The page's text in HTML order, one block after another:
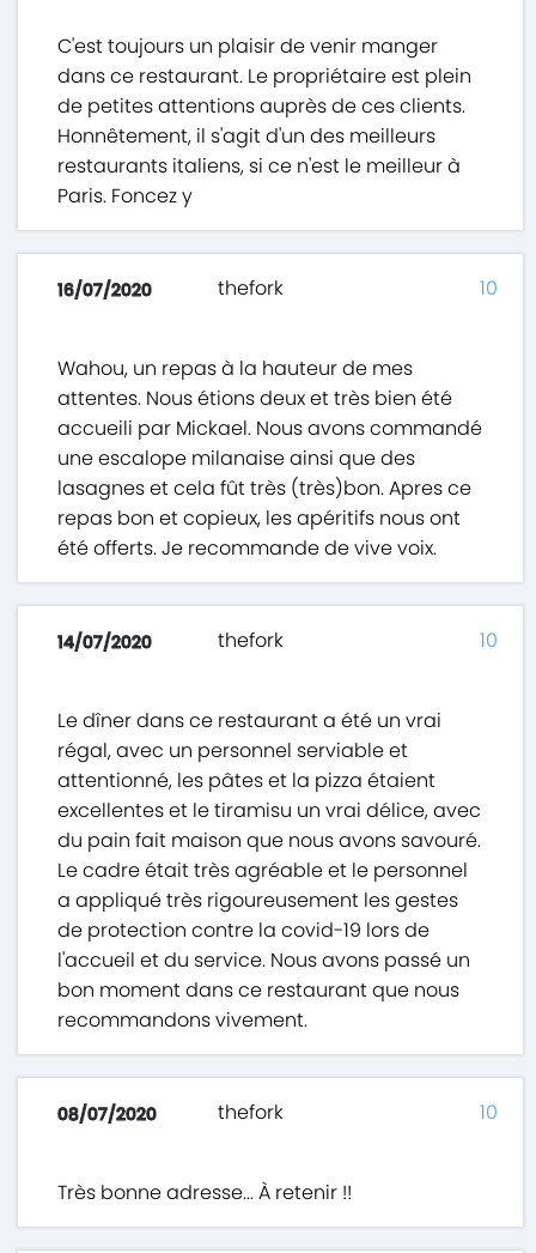
C'est toujours un plaisir de venir manger
dans ce restaurant. Le propriétaire est plein
de petites attentions auprès de ces clients.
Honnêtement, il s'agit d'un des meilleurs
restaurants italiens, si ce n'est le meilleur à
Paris. Foncez y
16/07/2020 thefork
Wahou, un repas à la hauteur de mes
attentes. Nous étions deux et très bien été
accueili par Mickael. Nous avons commandé
une escalope milanaise ainsi que des
lasagnes et cela fût très (très)bon. Apres ce
repas bon et copieux, les apéritifs nous ont
été offerts. Je recommande de vive voix.
10
14/07/2020 thefork
Le dîner dans ce restaurant a été un vrai
régal, avec un personnel serviable et
attentionné, les pâtes et la pizza étaient
excellentes et le tiramisu un vrai délice, avec
du pain fait maison que nous avons savouré.
Le cadre était très agréable et le personnel
a appliqué très rigoureusement les gestes
de protection contre la covid-19 lors de
l'accueil et du service. Nous avons passé un
bon moment dans ce restaurant que nous
recommandons vivement.
10
08/07/2020 thefork
Très bonne adresse... À retenir !!
10